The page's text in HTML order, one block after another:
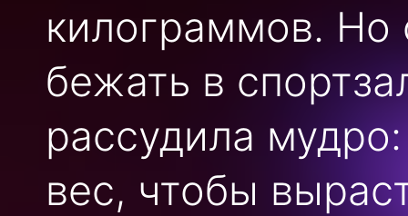
килограммов. Но
бежать в
рассудила
вес, чтобы